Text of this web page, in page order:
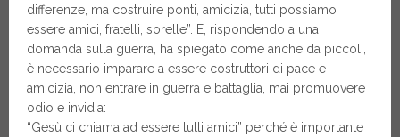
differenze, ma costruire ponti, amicizia, tutti possiamo
essere amici, fratelli, sorelle”. E, rispondendo a una
domanda sulla guerra, ha spiegato come anche da piccoli,
è necessario imparare a essere costruttori di pace e
amicizia, non entrare in guerra e battaglia, mai promuovere
odio e invidia:
“Gesù ci chiama ad essere tutti amici” perché è importante